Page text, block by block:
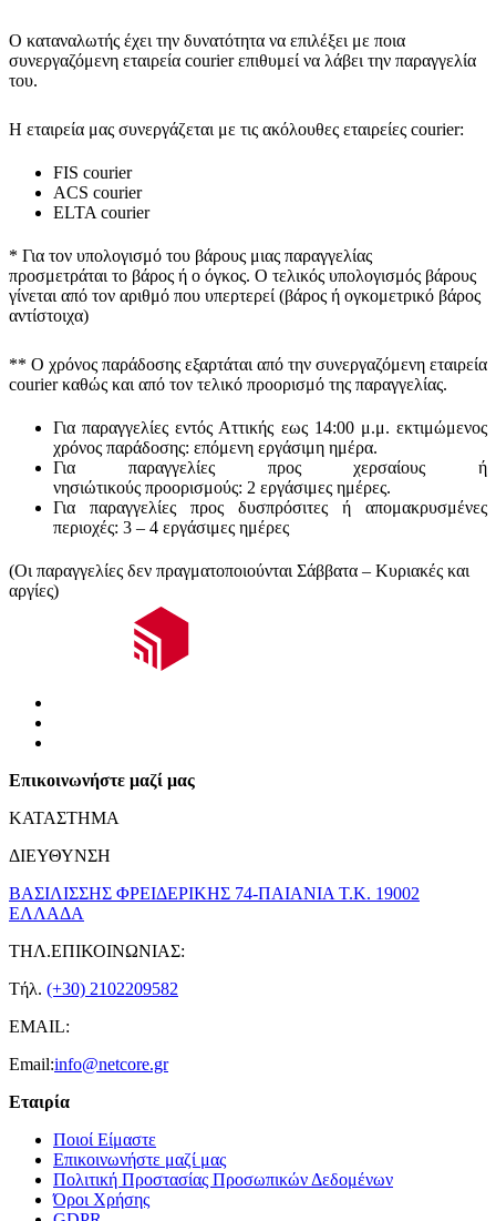
Ο καταναλωτής έχει την δυνατότητα να επιλέξει με ποια
συνεργαζόμενη εταιρεία courier επιθυμεί να λάβει την παραγγελία
του.
Η εταιρεία μας συνεργάζεται με τις ακόλουθες εταιρείες courier:
FIS courier
ACS courier
ELTA courier
* Για τον υπολογισμό του βάρους μιας παραγγελίας
προσμετράται το βάρος ή ο όγκος. Ο τελικός υπολογισμός βάρους
γίνεται από τον αριθμό που υπερτερεί (βάρος ή ογκομετρικό βάρος
αντίστοιχα)
** Ο χρόνος παράδοσης εξαρτάται από την συνεργαζόμενη εταιρεία
courier καθώς και από τον τελικό προορισμό της παραγγελίας.
Για παραγγελίες εντός Αττικής εως 14:00 μ.μ. εκτιμώμενος
χρόνος παράδοσης: επόμενη εργάσιμη ημέρα.
Για παραγγελίες προς χερσαίους ή
νησιώτικούς προορισμούς: 2 εργάσιμες ημέρες.
Για παραγγελίες προς δυσπρόσιτες ή απομακρυσμένες
περιοχές: 3 – 4 εργάσιμες ημέρες
(Οι παραγγελίες δεν πραγματοποιούνται Σάββατα – Κυριακές και
αργίες)
Επικοινωνήστε μαζί μας
ΚΑΤΑΣΤΗΜΑ
ΔΙΕΥΘΥΝΣΗ
ΒΑΣΙΛΙΣΣΗΣ ΦΡΕΙΔΕΡΙΚΗΣ 74-ΠΑΙΑΝΙΑ Τ.Κ. 19002
ΕΛΛΑΔΑ
ΤΗΛ.ΕΠΙΚΟΙΝΩΝΙΑΣ:
Τήλ. (+30) 2102209582
EMAIL:
Email:info@netcore.gr
Εταιρία
Ποιοί Είμαστε
Επικοινωνήστε μαζί μας
Πολιτική Προστασίας Προσωπικών Δεδομένων
Όροι Χρήσης